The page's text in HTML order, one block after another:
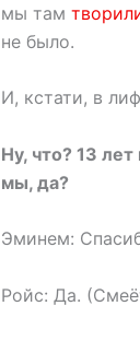
мы там
не было.
И, кстати, в
Ну, что? 13
мы, да?
Эминем:
Ройс: Да.